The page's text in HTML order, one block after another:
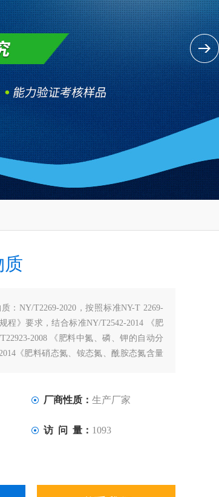
质
：NY/T2269-2020，按照标准NY-T 2269-
程》要求，结合标准NY/T2542-2014 《肥
2008 《肥料中氮、磷、钾的自动分
《肥料硝态氮、铵态氮、酰胺态氮含量
厂商性质： 生产厂家
访 问 量： 1093